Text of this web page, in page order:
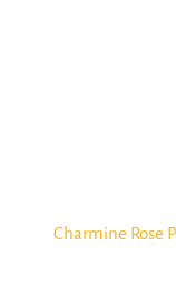
Charmine Rose